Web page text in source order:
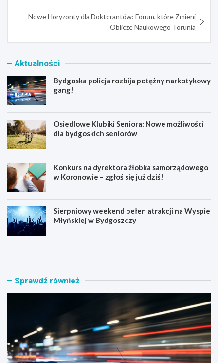
Nowe Horyzonty dla Doktorantów: Forum, które Zmieni
Oblicze Naukowego Torunia
Aktualności
Bydgoska policja rozbija potężny narkotykowy
gang!
Osiedlowe Klubiki Seniora: Nowe możliwości
dla bydgoskich seniorów
Konkurs na dyrektora żłobka samorządowego
w Koronowie – zgłoś się już dziś!
Sierpniowy weekend pełen atrakcji na Wyspie
Młyńskiej w Bydgoszczy
B
s
c
j
O
l
b
i
Sprawdź również